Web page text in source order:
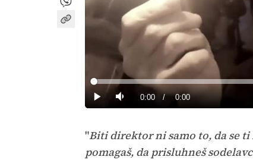
PredvajajTiho Current
0:00 / Duration
0:00
Loaded:
0%
"Biti direktor ni samo to, da se ti
pomagaš, da prisluhneš